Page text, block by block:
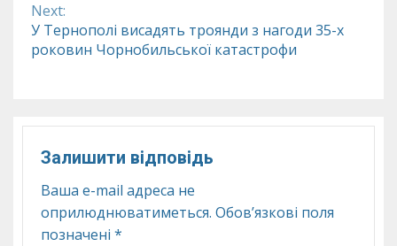
Next:
У Тернополі висадять троянди з нагоди 35-х
роковин Чорнобильської катастрофи
Залишити відповідь
Ваша e-mail адреса не
оприлюднюватиметься. Обов’язкові поля
позначені *